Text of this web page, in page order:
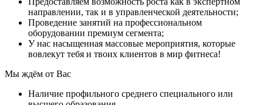
направлении, так и в управленческой деятельности;
Проведение занятий на профессиональном
оборудовании премиум сегмента;
У нас насыщенная массовые мероприятия, которые
вовлекут тебя и твоих клиентов в мир фитнеса!
Мы ждём от Вас
Наличие профильного среднего специального или